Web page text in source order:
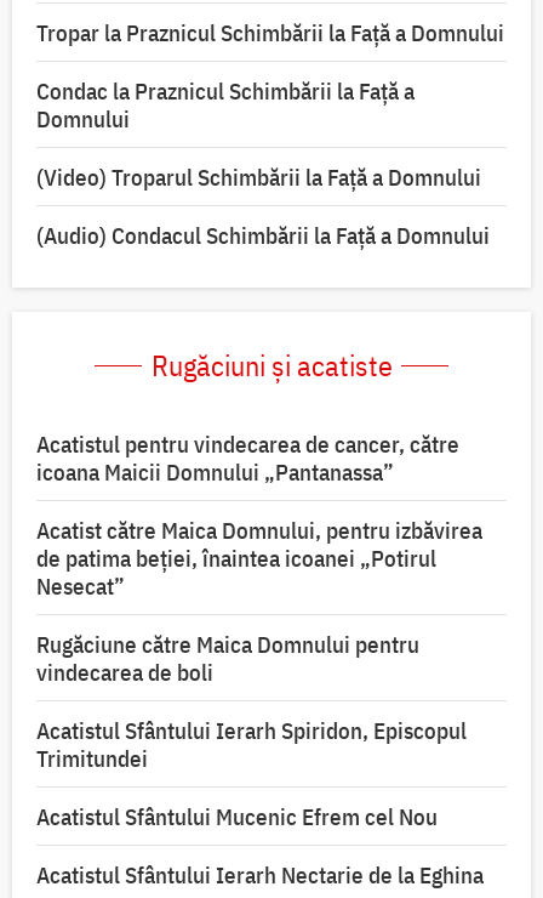
Tropar la Praznicul Schimbării la Faţă a Domnului
Condac la Praznicul Schimbării la Faţă a
Domnului
(Video) Troparul Schimbării la Față a Domnului
(Audio) Condacul Schimbării la Față a Domnului
Rugăciuni și acatiste
Acatistul pentru vindecarea de cancer, către
icoana Maicii Domnului „Pantanassa”
Acatist către Maica Domnului, pentru izbăvirea
de patima beției, înaintea icoanei „Potirul
Nesecat”
Rugăciune către Maica Domnului pentru
vindecarea de boli
Acatistul Sfântului Ierarh Spiridon, Episcopul
Trimitundei
Acatistul Sfântului Mucenic Efrem cel Nou
Acatistul Sfântului Ierarh Nectarie de la Eghina